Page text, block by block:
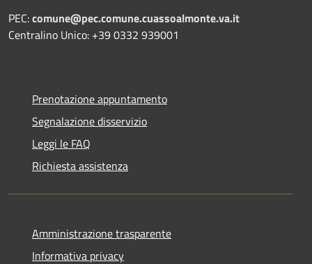
PEC:comune@pec.comune.cuassoalmonte.va.it
Centralino Unico: +39 0332 939001
Prenotazione appuntamento
Segnalazione disservizio
Leggi le FAQ
Richiesta assistenza
Amministrazione trasparente
Informativa privacy